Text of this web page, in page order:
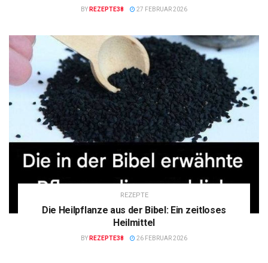
BY REZEPTE38 27 FEBRUAR 2026
REZEPTE
Die Heilpflanze aus der Bibel: Ein zeitloses
Heilmittel
BY REZEPTE38 26 FEBRUAR 2026